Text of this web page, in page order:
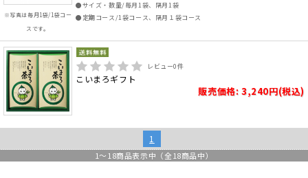
※写真は毎月1袋/1袋コー
スです。
●サイズ・数量/毎月1袋、隔月1袋
●定期コース/1袋コース、隔月１袋コース
レビュー0件
こいまろギフト
販売価格: 3,240円(税込)
1
1～ 18商品表示中（全 18商品中）